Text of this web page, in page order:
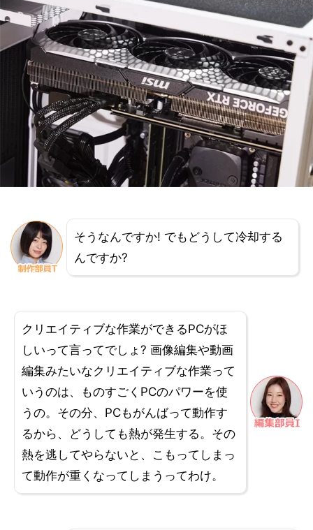
そうなんですか! でもどうして冷却する
んですか?
クリエイティブな作業ができるPCがほ
しいって言ってでしょ? 画像編集や動画
編集みたいなクリエイティブな作業って
いうのは、ものすごくPCのパワーを使
うの。その分、PCもがんばって動作す
るから、どうしても熱が発生する。その
熱を逃してやらないと、こもってしまっ
て動作が重くなってしまうってわけ。